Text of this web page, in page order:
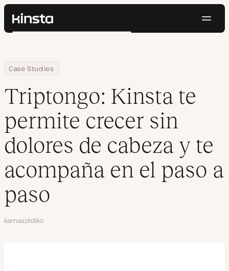
Kinsta®
Precios
Contacto
Buscar
Home
Empresa
Case Studies
Triptongo: Kinsta te permite crecer sin dolores de cabeza y te
Triptongo: Kinsta te
permite crecer sin
dolores de cabeza y te
acompaña en el paso a
paso
Autor
kamaszildiko